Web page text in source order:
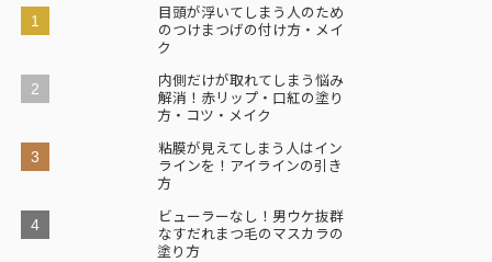
目頭が浮いてしまう人のため
のつけまつげの付け方・メイ
ク
内側だけが取れてしまう悩み
解消！赤リップ・口紅の塗り
方・コツ・メイク
粘膜が見えてしまう人はイン
ラインを！アイラインの引き
方
ビューラーなし！男ウケ抜群
なすだれまつ毛のマスカラの
塗り方